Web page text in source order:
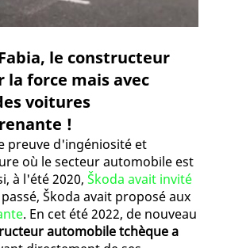
le constructeur
force mais avec
voitures
!
preuve d'ingéniosité et
où le secteur automobile est
à l'été 2020, Škoda avait invité
Škoda avait proposé aux
. En cet été 2022, de nouveau
automobile tchèque a